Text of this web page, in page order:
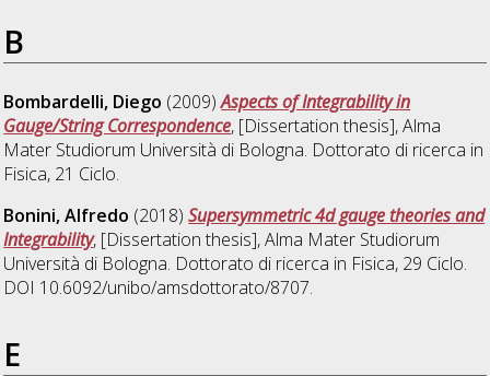
B
Bombardelli, Diego (2009)Aspects of Integrability in
Gauge/String Correspondence, [Dissertation thesis], Alma
Mater Studiorum Università di Bologna. Dottorato di ricerca in
Fisica, 21 Ciclo.
Bonini, Alfredo (2018)Supersymmetric 4d gauge theories and
Integrability, [Dissertation thesis], Alma Mater Studiorum
Università di Bologna. Dottorato di ricerca in Fisica, 29 Ciclo.
DOI 10.6092/unibo/amsdottorato/8707.
E